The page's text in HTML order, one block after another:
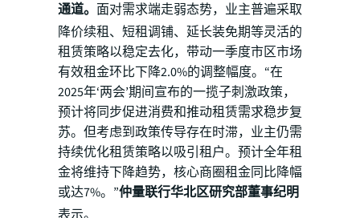
通道。 面对需求端走弱态势，业主普遍采取
降价续租、短租调铺、延长装免期等灵活的
租赁策略以稳定去化，带动一季度市区市场
有效租金环比下降2.0%的调整幅度。“在
2025年‘两会’期间宣布的一揽子刺激政策，
预计将同步促进消费和推动租赁需求稳步复
苏。但考虑到政策传导存在时滞，业主仍需
持续优化租赁策略以吸引租户。预计全年租
金将维持下降趋势，核心商圈租金同比降幅
或达7%。”仲量联行华北区研究部董事纪明